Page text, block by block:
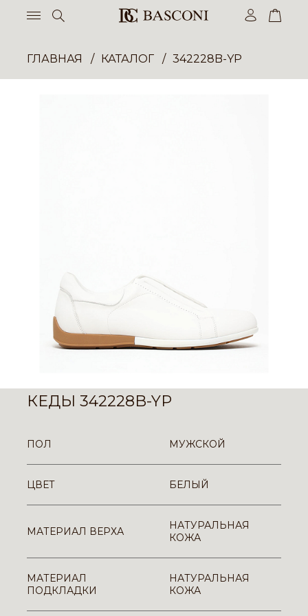
ГЛАВНАЯ КАТАЛОГ 342228B-YP
КЕДЫ 342228B-YP
ПОЛ МУЖСКОЙ
ЦВЕТ БЕЛЫЙ
МАТЕРИАЛ ВЕРХА
НАТУРАЛЬНАЯ
КОЖА
МАТЕРИАЛ
ПОДКЛАДКИ
НАТУРАЛЬНАЯ
КОЖА